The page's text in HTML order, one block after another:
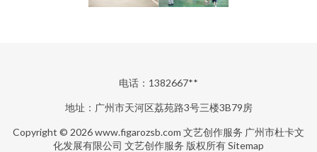
电话：1382667**
地址：广州市天河区荔苑路3号三楼3B79房
Copyright © 2026www.figarozsb.com 文艺创作服务 广州市杜卡文
化发展有限公司 文艺创作服务 版权所有Sitemap